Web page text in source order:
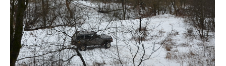
DSC_0113